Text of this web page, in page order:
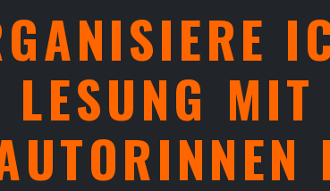
LESUNG MIT